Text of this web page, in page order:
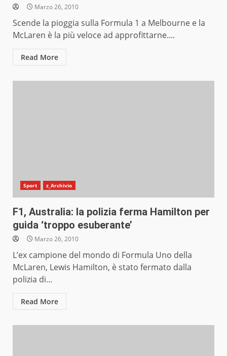
Marzo 26, 2010
Scende la pioggia sulla Formula 1 a Melbourne e la
McLaren è la più veloce ad approfittarne....
Read More
Sport z_Archivio
F1, Australia: la polizia ferma Hamilton per
guida ‘troppo esuberante’
Marzo 26, 2010
L’ex campione del mondo di Formula Uno della
McLaren, Lewis Hamilton, è stato fermato dalla
polizia di...
Read More